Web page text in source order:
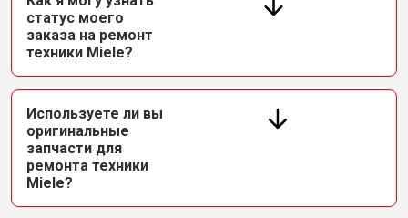
статус моего
заказа на ремонт
техники Miele?
Используете ли вы
оригинальные
запчасти для
ремонта техники
Miele?